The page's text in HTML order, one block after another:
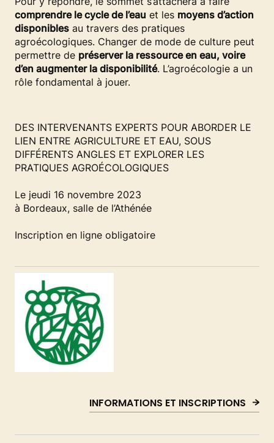
comprendre le cycle de l’eau et les moyens d’action
disponibles au travers des pratiques
agroécologiques. Changer de mode de culture peut
permettre de préserver la ressource en eau, voire
d’en augmenter la disponibilité. L’agroécologie a un
rôle fondamental à jouer.
DES INTERVENANTS EXPERTS POUR ABORDER LE
LIEN ENTRE AGRICULTURE ET EAU, SOUS
DIFFÉRENTS ANGLES ET EXPLORER LES
PRATIQUES AGROÉCOLOGIQUES
Le jeudi 16 novembre 2023
à Bordeaux, salle de l’Athénée​
Inscription en ligne obligatoire
INFORMATIONS ET INSCRIPTIONS